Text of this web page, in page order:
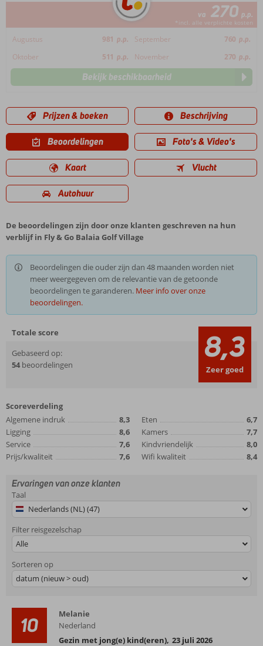
va 270 p.p.
*incl. alle verplichte kosten
Augustus 981 p.p. September 760 p.p.
Oktober
511 p.p. November 270 p.p.
Bekijk beschikbaarheid
Prijzen & boeken Beschrijving
Beoordelingen Foto's & Video's
Kaart Vlucht
Autohuur
De beoordelingen zijn door onze klanten geschreven na hun
verblijf in Fly & Go Balaia Golf Village
Beoordelingen die ouder zijn dan 48 maanden worden niet
meer weergegeven om de relevantie van de getoonde
beoordelingen te garanderen. Meer info over onze
beoordelingen.
Totale score
Gebaseerd op:
54 beoordelingen 8,3
Zeer goed
Scoreverdeling
Algemene indruk
8,3
Ligging
8,6
Service
7,6
Prijs/kwaliteit
7,6
Eten
6,7
Kamers
7,7
Kindvriendelijk
8,0
Wifi kwaliteit
8,4
Ervaringen van onze klanten
Taal
Nederlands (NL) (47)
Filter reisgezelschap
Alle
Sorteren op
datum (nieuw > oud)
10
Melanie
Nederland
Gezin met jong(e) kind(eren), 23 juli 2026